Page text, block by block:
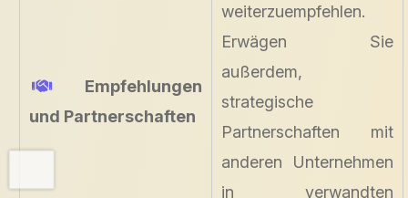
Empfehlungen
und Partnerschaften
weiterzuempfehlen.
Erwägen Sie
außerdem,
strategische
Partnerschaften mit
anderen Unternehmen
in verwandten